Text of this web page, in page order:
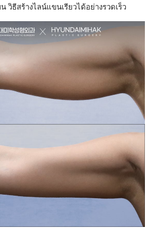
วิธีสร้างไลน์แขนเรียวได้อย่างรวดเร็ว